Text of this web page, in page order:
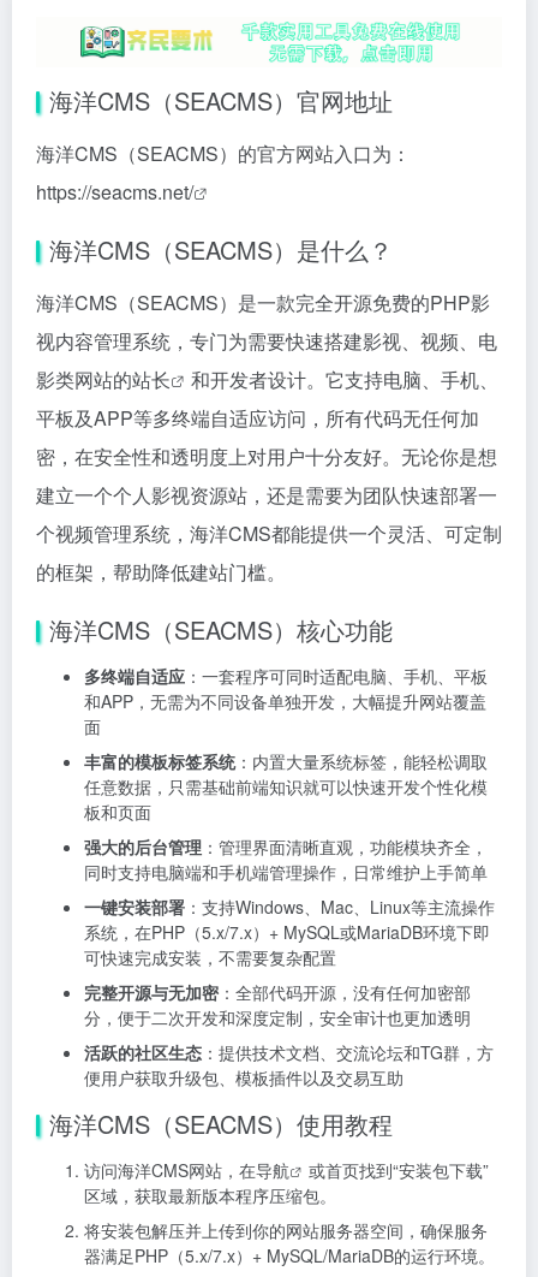
海洋CMS（SEACMS）官网地址
海洋CMS（SEACMS）的官方网站入口为：
https://seacms.net/
海洋CMS（SEACMS）是什么？
海洋CMS（SEACMS）是一款完全开源免费的PHP影
视内容管理系统，专门为需要快速搭建影视、视频、电
影类网站的站长
和开发者设计。它支持电脑、手机、
平板及APP等多终端自适应访问，所有代码无任何加
密，在安全性和透明度上对用户十分友好。无论你是想
建立一个个人影视资源站，还是需要为团队快速部署一
个视频管理系统，海洋CMS都能提供一个灵活、可定制
的框架，帮助降低建站门槛。
海洋CMS（SEACMS）核心功能
多终端自适应 ：一套程序可同时适配电脑、手机、平板
和APP，无需为不同设备单独开发，大幅提升网站覆盖
面
丰富的模板标签系统：内置大量系统标签，能轻松调取
任意数据，只需基础前端知识就可以快速开发个性化模
板和页面
强大的后台管理 ：管理界面清晰直观，功能模块齐全，
同时支持电脑端和手机端管理操作，日常维护上手简单
一键安装部署 ：支持Windows、Mac、Linux等主流操作
系统，在PHP（5.x/7.x）+ MySQL或MariaDB环境下即
可快速完成安装，不需要复杂配置
完整开源与无加密 ：全部代码开源，没有任何加密部
分，便于二次开发和深度定制，安全审计也更加透明
活跃的社区生态 ：提供技术文档、交流论坛和TG群，方
便用户获取升级包、模板插件以及交易互助
海洋CMS（SEACMS）使用教程
访问海洋CMS网站，在导航
或首页找到“安装包下载”
区域，获取最新版本程序压缩包。
将安装包解压并上传到你的网站服务器空间，确保服务
器满足PHP（5.x/7.x）+ MySQL/MariaDB的运行环境。